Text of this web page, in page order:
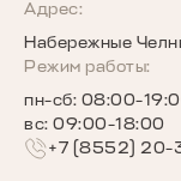
Сообщество
Беговое
Адрес:
Набережные
Режим работы:
пн-сб: 08:00-
вс: 09:00-18:00
+7 (8552) 20-